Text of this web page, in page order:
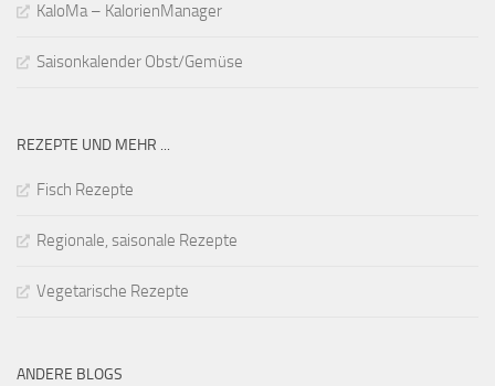
KaloMa – KalorienManager
Saisonkalender Obst/Gemüse
REZEPTE UND MEHR ...
Fisch Rezepte
Regionale, saisonale Rezepte
Vegetarische Rezepte
ANDERE BLOGS